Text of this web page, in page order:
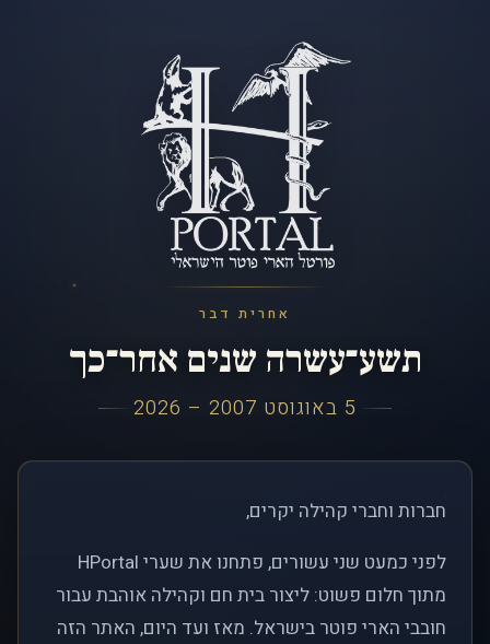
אחרית דבר
תשע־עשרה שנים אחר־כך
5 באוגוסט 2007 – 2026
חברות וחברי קהילה יקרים,
לפני כמעט שני עשורים, פתחנו את שערי HPortal
מתוך חלום פשוט: ליצור בית חם וקהילה אוהבת עבור
חובבי הארי פוטר בישראל. מאז ועד היום, האתר הזה